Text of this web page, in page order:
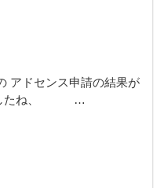
アドセンス申請の結果が
でしたね、 …